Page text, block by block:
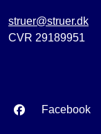
struer@struer.dk
CVR 29189951
Facebook